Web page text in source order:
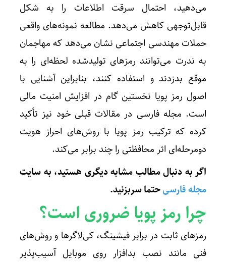
می‌دهید، احتمال سرقت اطلاعات را به شکل
قابل‌توجهی کاهش می‌دهد. مطالعه نمونه‌های واقعی
حملات مهندسی اجتماعی نشان می‌دهد که مهاجمان
به ندرت می‌توانند رمزهای تولیدشده لحظه‌ای را به
موقع بدزدند و استفاده کنند، بنابراین آشنایی با
اصول رمز پویا نخستین گام در افزایش امنیت مالی
است. مجله فارسی در مقالات قبلی خود نیز تأکید
کرده که ترکیب رمز پویا با روش‌های احراز هویت
دومرحله‌ای اثر محافظتی را چند برابر می‌کند.
اگر به دنبال مطالب مشابه دیگری هستید، به سایت
مجله فارسیحتما سربزنید.
چرا رمز پویا ضروری است؟
رمزهای ثابت در برابر فیشینگ، کی‌لاگرها و روش‌های
فنی مانند نصب بدافزار روی موبایل آسیب‌پذیر